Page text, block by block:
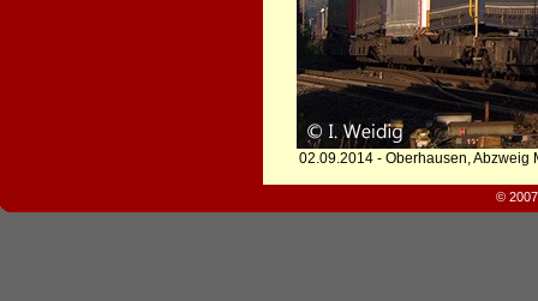
02.09.2014 - Oberhausen, Abzweig
©